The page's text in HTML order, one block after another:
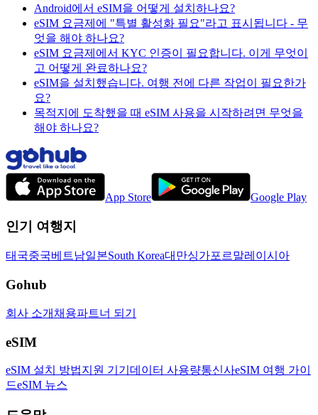
Android에서 eSIM을 어떻게 설치하나요?
eSIM 요금제에 "특별 활성화 필요"라고 표시됩니다 - 무
엇을 해야 하나요?
eSIM 요금제에서 KYC 인증이 필요합니다. 이게 무엇이
고 어떻게 완료하나요?
eSIM을 설치했습니다. 여행 전에 다른 작업이 필요한가
요?
목적지에 도착했을 때 eSIM 사용을 시작하려면 무엇을
해야 하나요?
App Store Google Play
인기 여행지
태국중국베트남일본South Korea대만싱가포르말레이시아
Gohub
회사 소개 채용파트너 되기
eSIM
eSIM 설치 방법지원 기기 데이터 사용량통신사eSIM 여행 가이
드eSIM 뉴스